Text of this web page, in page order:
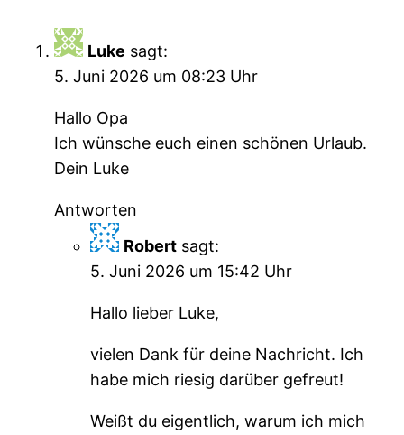
Luke sagt:
5. Juni 2026 um 08:23 Uhr
Hallo Opa
Ich wünsche euch einen schönen Urlaub.
Dein Luke
Antworten
Robert sagt:
5. Juni 2026 um 15:42 Uhr
Hallo lieber Luke,
vielen Dank für deine Nachricht. Ich
habe mich riesig darüber gefreut!
Weißt du eigentlich, warum ich mich